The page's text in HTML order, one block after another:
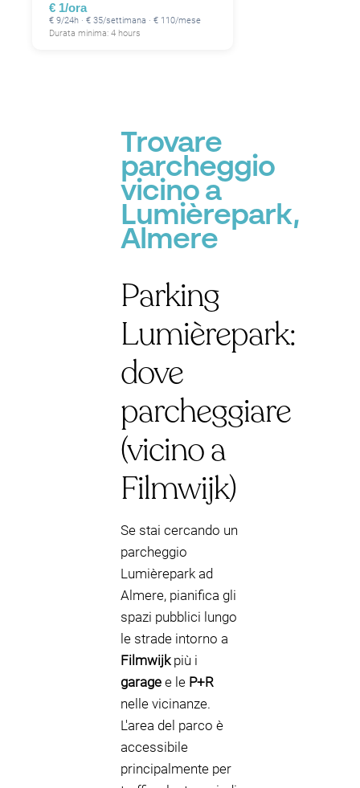
€ 1/ora
€ 9/24h · € 35/settimana · € 110/mese
Durata minima: 4 hours
Trovare
parcheggio
vicino a
Lumièrepark,
Almere
Parking
Lumièrepark:
dove
parcheggiare
(vicino a
Filmwijk)
Se stai cercando un
parcheggio
Lumièrepark ad
Almere, pianifica gli
spazi pubblici lungo
le strade intorno a
Filmwijkpiù i
garage e le P+R
nelle vicinanze.
L'area del parco è
accessibile
principalmente per